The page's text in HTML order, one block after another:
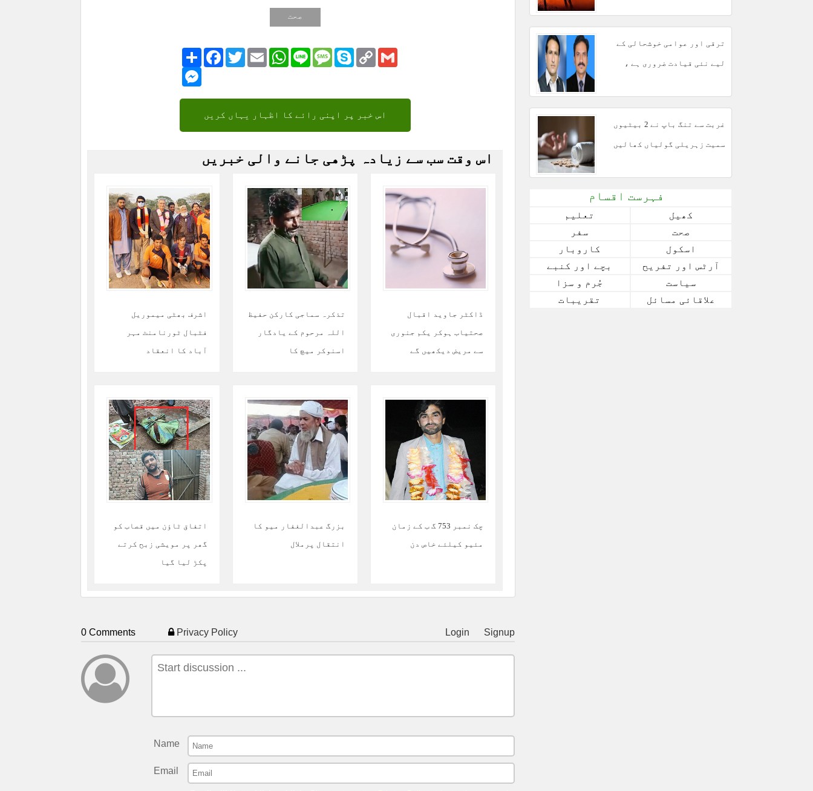
صحت
ShareFacebook
TwitterEmailWhatsApp
Line Message
SkypeCopy
Link
Gmail
Messenger
اس خبر پر اپنی رائے کا اظہار یہاں کریں
اس وقت سب سے زیادہ پڑھی جانے والی خبریں
اشرف بھٹی میموریل
فٹبال ٹورنامنٹ مہر
آباد کا انعقاد
تذکرہ سماجی کارکن حفیظ
اللہ مرحوم کے یادگار
اسنوکر میچ کا
ڈاکٹر جاوید اقبال
صحتیاب ہوکر یکم جنوری
سے مریض دیکھیں گے
اتفاق ٹاؤن میں قصاب کو
گھر پر مویشی زبح کرتے
پکڑ لیا گیا
بزرگ عبدالغفار میو کا
انتقال پرملال
چک نمبر 753 گ ب کے زمان
مئیو کیلئے خاص دن
0 Comments Privacy Policy Login Signup
Name
Email
ترقی اور عوامی خوشحالی کے
لیے نئی قیادت ضروری ہے ،
غربت سے تنگ باپ نے 2 بیٹیوں
سمیت زہریلی گولیاں کھالیں
فہرست اقسام
کھیل
تعلیم
صحت
سفر
اسکول
کاروبار
آرٹس اور تفریح
بچے اور کنبے
سیاست
جُرم و سزا
علاقائی مسائل
تقریبات